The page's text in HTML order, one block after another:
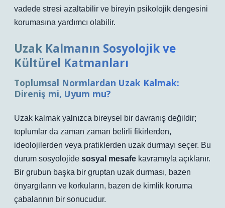
vadede stresi azaltabilir ve bireyin psikolojik dengesini
korumasına yardımcı olabilir.
Uzak Kalmanın Sosyolojik ve
Kültürel Katmanları
Toplumsal Normlardan Uzak Kalmak:
Direniş mi, Uyum mu?
Uzak kalmak yalnızca bireysel bir davranış değildir;
toplumlar da zaman zaman belirli fikirlerden,
ideolojilerden veya pratiklerden uzak durmayı seçer. Bu
durum sosyolojide sosyal mesafe kavramıyla açıklanır.
Bir grubun başka bir gruptan uzak durması, bazen
önyargıların ve korkuların, bazen de kimlik koruma
çabalarının bir sonucudur.